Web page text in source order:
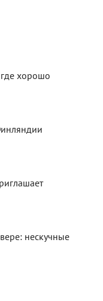
хорошо
нескучные